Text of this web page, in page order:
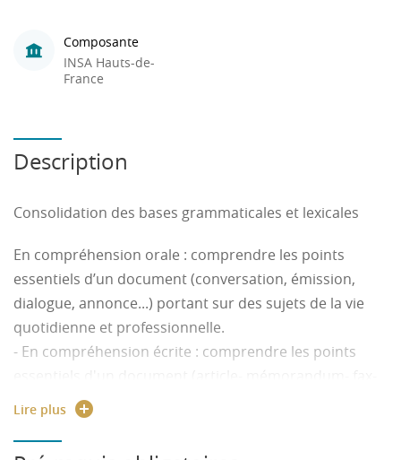
Composante
INSA Hauts-de-
France
Description
Consolidation des bases grammaticales et lexicales
En compréhension orale : comprendre les points
essentiels d’un document (conversation, émission,
dialogue, annonce...) portant sur des sujets de la vie
quotidienne et professionnelle.
- En compréhension écrite : comprendre les points
lettre...)
- En expression orale : participer à une conversation de
Lire plus